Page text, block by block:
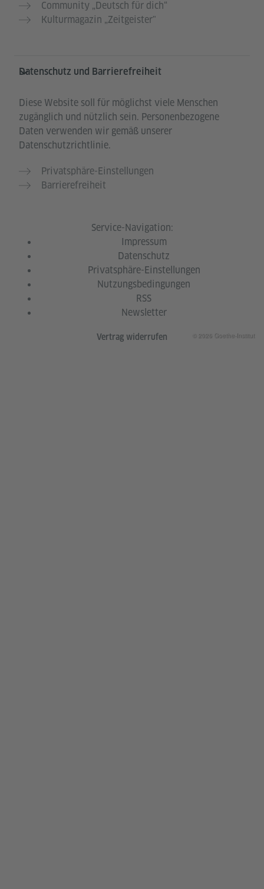
Community „Deutsch für dich“
Kulturmagazin „Zeitgeister"
Datenschutz und Barrierefreiheit
Diese Website soll für möglichst viele Menschen
zugänglich und nützlich sein. Personenbezogene
Daten verwenden wir gemäß unserer
Datenschutzrichtlinie.
Privatsphäre-Einstellungen
Barrierefreiheit
Service-Navigation:
© 2026 Goethe-Institut
Impressum
Datenschutz
Privatsphäre-Einstellungen
Nutzungsbedingungen
RSS
Newsletter
Vertrag widerrufen